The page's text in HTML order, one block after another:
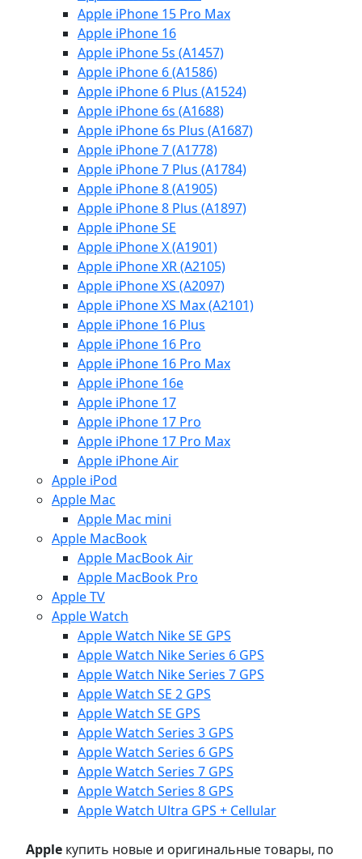
Apple iPhone 15 Pro Max
Apple iPhone 16
Apple iPhone 5s (A1457)
Apple iPhone 6 (A1586)
Apple iPhone 6 Plus (A1524)
Apple iPhone 6s (A1688)
Apple iPhone 6s Plus (A1687)
Apple iPhone 7 (A1778)
Apple iPhone 7 Plus (A1784)
Apple iPhone 8 (A1905)
Apple iPhone 8 Plus (A1897)
Apple iPhone SE
Apple iPhone X (A1901)
Apple iPhone XR (A2105)
Apple iPhone XS (A2097)
Apple iPhone XS Max (A2101)
Apple iPhone 16 Plus
Apple iPhone 16 Pro
Apple iPhone 16 Pro Max
Apple iPhone 16e
Apple iPhone 17
Apple iPhone 17 Pro
Apple iPhone 17 Pro Max
Apple iPhone Air
Apple iPod
Apple Mac
Apple Mac mini
Apple MacBook
Apple MacBook Air
Apple MacBook Pro
Apple TV
Apple Watch
Apple Watch Nike SE GPS
Apple Watch Nike Series 6 GPS
Apple Watch Nike Series 7 GPS
Apple Watch SE 2 GPS
Apple Watch SE GPS
Apple Watch Series 3 GPS
Apple Watch Series 6 GPS
Apple Watch Series 7 GPS
Apple Watch Series 8 GPS
Apple Watch Ultra GPS + Cellular
Apple купить новые и оригинальные товары, по